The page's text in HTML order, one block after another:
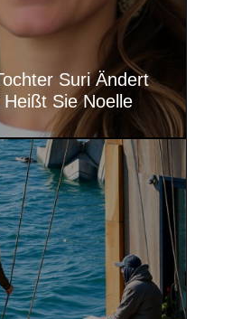
Suri Ändert
Sie Noelle